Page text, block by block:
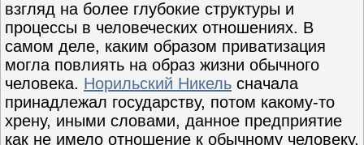
взгляд на более глубокие структуры и
процессы в человеческих отношениях. В
самом деле, каким образом приватизация
могла повлиять на образ жизни обычного
человека. Норильский Никель сначала
принадлежал государству, потом какому-то
хрену, иными словами, данное предприятие
как не имело отношение к обычному человеку,